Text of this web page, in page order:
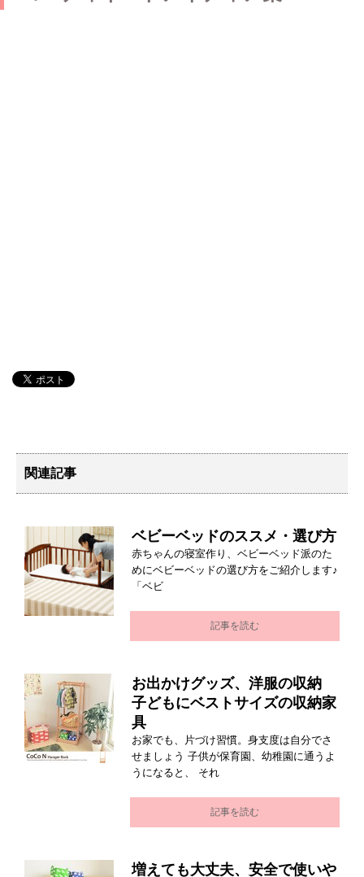
関連記事
ベビーベッドのススメ・選び方
赤ちゃんの寝室作り、ベビーベッド派のた
めにベビーベッドの選び方をご紹介します♪
「ベビ
記事を読む
お出かけグッズ、洋服の収納
子どもにベストサイズの収納家
具
お家でも、片づけ習慣。身支度は自分でさ
せましょう 子供が保育園、幼稚園に通うよ
うになると、 それ
記事を読む
増えても大丈夫、安全で使いや